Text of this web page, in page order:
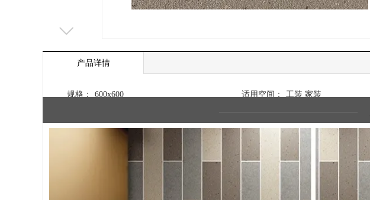
—————————————
产品详情
规格： 600x600 适用空间： 工装 家装